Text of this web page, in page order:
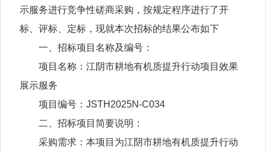
示服务进行竞争性磋商采购，按规定程序进行了开
标、评标、定标，现就本次招标的结果公布如下
一、招标项目名称及编号：
项目名称：江阴市耕地有机质提升行动项目效果
展示服务
项目编号：JSTH2025N-C034
二、招标项目简要说明：
采购需求：本项目为江阴市耕地有机质提升行动